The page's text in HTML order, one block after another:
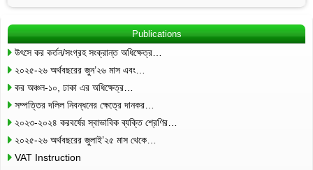
Publications
উৎসে কর কর্তন/সংগ্রহ সংক্রান্ত অধিক্ষেত্র…
২০২৫-২৬ অর্থবছরের জুন’২৬ মাস এবং…
কর অঞ্চল-১০, ঢাকা এর অধিক্ষেত্র…
সম্পত্তির দলিল নিবন্ধনের ক্ষেত্রে দানকর…
২০২৩-২০২৪ করবর্ষের স্বাভাবিক ব্যক্তি শ্রেণির…
২০২৫-২৬ অর্থবছরের জুলাই’২৫ মাস থেকে…
VAT Instruction